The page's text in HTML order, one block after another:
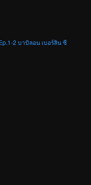
2 บาบิลอน เบอร์ลิน ซี